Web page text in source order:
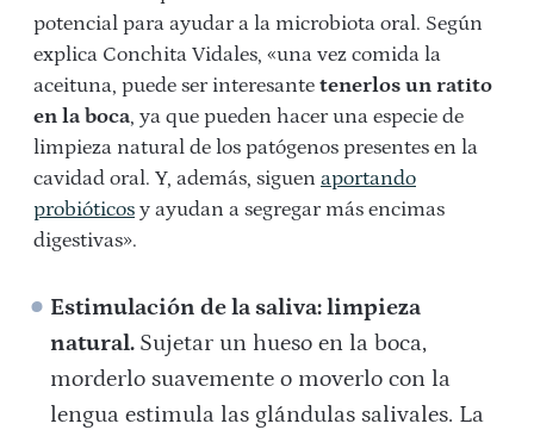
potencial para ayudar a la microbiota oral. Según
explica Conchita Vidales, «una vez comida la
aceituna, puede ser interesante tenerlos un ratito
en la boca, ya que pueden hacer una especie de
limpieza natural de los patógenos presentes en la
cavidad oral. Y, además, siguen aportando
probióticos y ayudan a segregar más encimas
digestivas».
Estimulación de la saliva: limpieza
natural. Sujetar un hueso en la boca,
morderlo suavemente o moverlo con la
lengua estimula las glándulas salivales. La